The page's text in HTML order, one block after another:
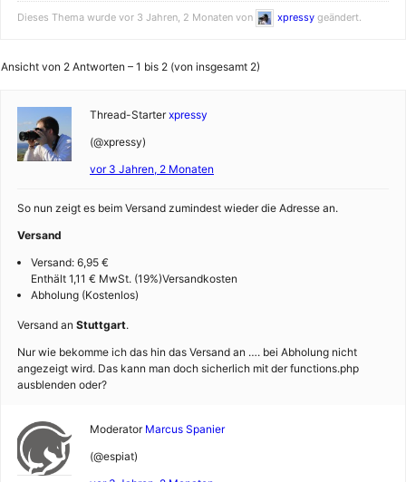
Dieses Thema wurde vor 3 Jahren, 2 Monaten von xpressy geändert.
Ansicht von 2 Antworten – 1 bis 2 (von insgesamt 2)
Thread-Starter xpressy
(@xpressy)
vor 3 Jahren, 2 Monaten
So nun zeigt es beim Versand zumindest wieder die Adresse an.
Versand
Versand: 6,95 €
Enthält 1,11 € MwSt. (19%)Versandkosten
Abholung (Kostenlos)
Versand an Stuttgart.
Nur wie bekomme ich das hin das Versand an …. bei Abholung nicht
angezeigt wird. Das kann man doch sicherlich mit der functions.php
ausblenden oder?
Moderator Marcus Spanier
(@espiat)